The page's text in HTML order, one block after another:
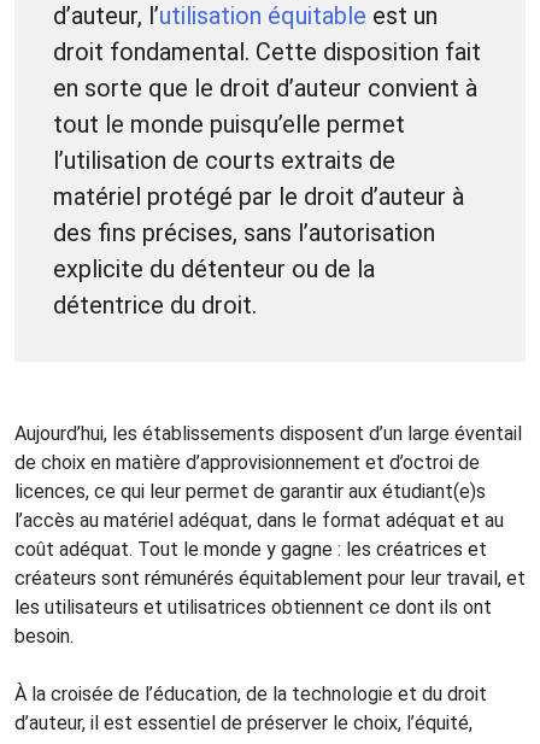
d’auteur, l’utilisation équitable est un
droit fondamental. Cette disposition fait
en sorte que le droit d’auteur convient à
tout le monde puisqu’elle permet
l’utilisation de courts extraits de
matériel protégé par le droit d’auteur à
des fins précises, sans l’autorisation
explicite du détenteur ou de la
détentrice du droit.
Aujourd’hui, les établissements disposent d’un large éventail
de choix en matière d’approvisionnement et d’octroi de
licences, ce qui leur permet de garantir aux étudiant(e)s
l’accès au matériel adéquat, dans le format adéquat et au
coût adéquat. Tout le monde y gagne : les créatrices et
créateurs sont rémunérés équitablement pour leur travail, et
les utilisateurs et utilisatrices obtiennent ce dont ils ont
besoin.
À la croisée de l’éducation, de la technologie et du droit
d’auteur, il est essentiel de préserver le choix, l’équité,